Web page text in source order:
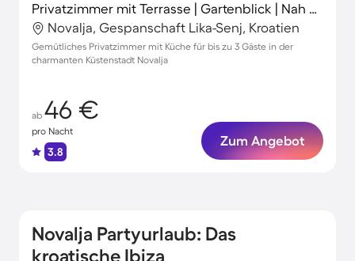
Privatzimmer mit Terrasse | Gartenblick | Nah am Strand
Novalja, Gespanschaft Lika-Senj, Kroatien
Gemütliches Privatzimmer mit Küche für bis zu 3 Gäste in der
charmanten Küstenstadt Novalja
ab 46 €
pro Nacht
3.8
Zum Angebot
Novalja Partyurlaub: Das
kroatische Ibiza